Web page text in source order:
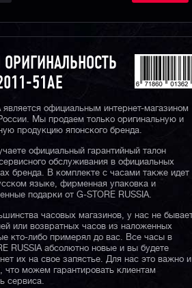
ОРИГИНАЛЬНОСТЬ
51AE
является официальным интернет-магазином
Мы продаем только оригинальную и
продукцию японского бренда.
официальный гарантийный талон
обслуживания в официальных
бренда. В комплекте с часами также идет
языке, фирменная упаковка и
подарки от G-STORE RUSSIA.
часовых магазинов, у нас не
или возвратных часов из наложенных
кто-либо примерял до вас. Все часы в
RUSSIA абсолютно новые и вы будете
их на свое запястье. Для нас это важно и
что можем гарантировать клиентам
сервиса.